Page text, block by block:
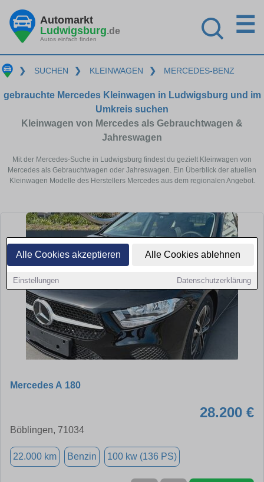
Alle Cookies akzeptieren Alle Cookies ablehnen
Einstellungen Datenschutzerklärung
Automarkt
Ludwigsburg.de
Autos einfach finden
☰
❯ SUCHEN ❯ KLEINWAGEN ❯ MERCEDES-BENZ
gebrauchte Mercedes Kleinwagen in Ludwigsburg und im
Umkreis suchen
Kleinwagen von Mercedes als Gebrauchtwagen &
Jahreswagen
Mit der Mercedes-Suche in Ludwigsburg findest du gezielt Kleinwagen von
Mercedes als Gebrauchtwagen oder Jahreswagen. Ein Überblick der atuellen
Kleinwagen Modelle des Herstellers Mercedes aus dem regionalen Angebot.
Mercedes A 180
28.200 €
Böblingen, 71034
22.000 km Benzin 100 kw (136 PS)